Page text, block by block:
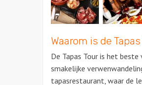
Waarom is de
De Tapas Tour is het
smakelijke
tapasrestaurant, waar de